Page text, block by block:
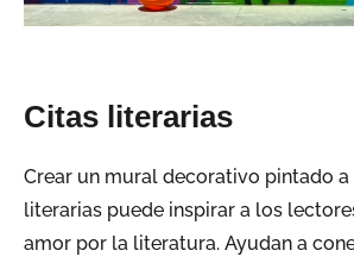
Citas literarias
Crear un mural decorativo pintado
literarias puede inspirar a los
amor por la literatura. Ayudan a